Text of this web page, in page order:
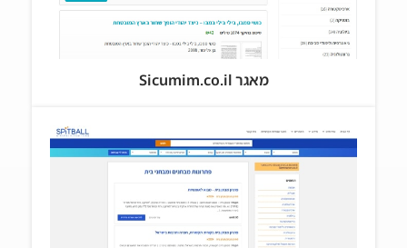
מאגר Sicumim.co.il